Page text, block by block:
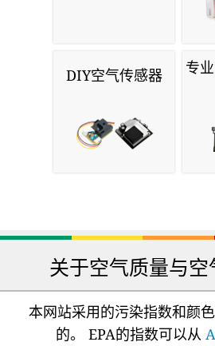
DIY空气传感器
专
关于空气质量与
本网站采用的污染指数和颜
的。 EPA的指数可以从